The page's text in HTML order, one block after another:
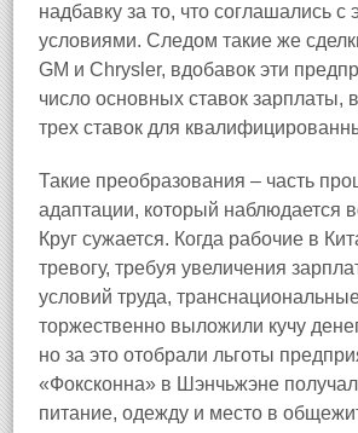
надбавку за то, что соглашались с
условиями. Следом такие же
GM и Chrysler, вдобавок эти
число основных ставок зарплаты,
трех ставок для
Такие преобразования – часть
адаптации, который наблюдается
Круг сужается. Когда рабочие в
тревогу, требуя увеличения
условий труда,
торжественно выложили кучу
но за это отобрали льготы
«Фоксконна» в Шэнчьжэне
питание, одежду и место в